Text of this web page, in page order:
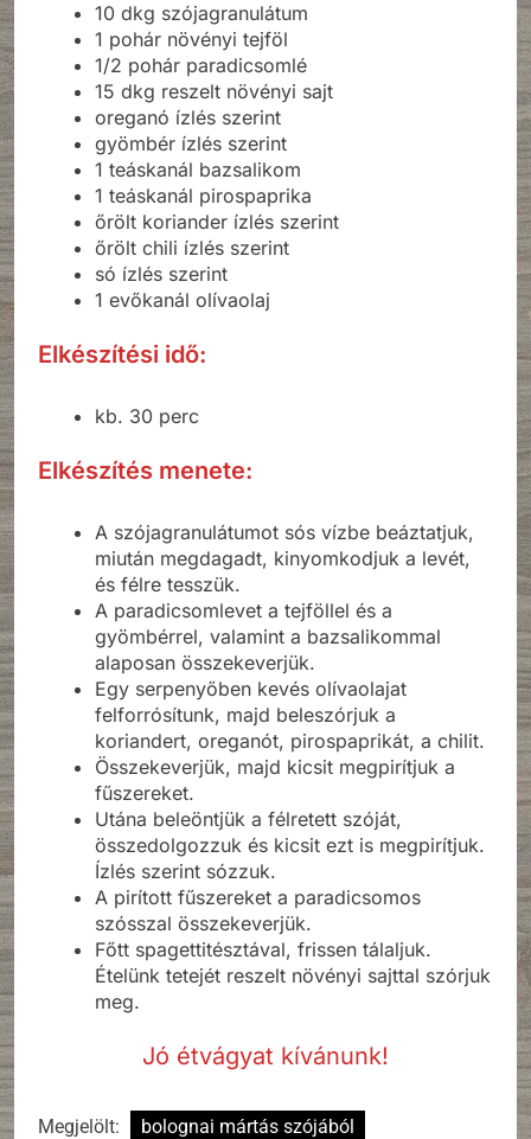
10 dkg szójagranulátum
1 pohár növényi tejföl
1/2 pohár paradicsomlé
15 dkg reszelt növényi sajt
oreganó ízlés szerint
gyömbér ízlés szerint
1 teáskanál bazsalikom
1 teáskanál pirospaprika
őrölt koriander ízlés szerint
őrölt chili ízlés szerint
só ízlés szerint
1 evőkanál olívaolaj
Elkészítési idő:
kb. 30 perc
Elkészítés menete:
A szójagranulátumot sós vízbe beáztatjuk,
miután megdagadt, kinyomkodjuk a levét,
és félre tesszük.
A paradicsomlevet a tejföllel és a
gyömbérrel, valamint a bazsalikommal
alaposan összekeverjük.
Egy serpenyőben kevés olívaolajat
felforrósítunk, majd beleszórjuk a
koriandert, oreganót, pirospaprikát, a chilit.
Összekeverjük, majd kicsit megpirítjuk a
fűszereket.
Utána beleöntjük a félretett szóját,
összedolgozzuk és kicsit ezt is megpirítjuk.
Ízlés szerint sózzuk.
A pirított fűszereket a paradicsomos
szósszal összekeverjük.
Főtt spagettitésztával, frissen tálaljuk.
Ételünk tetejét reszelt növényi sajttal szórjuk
meg.
Jó étvágyat kívánunk!
Megjelölt: bolognai mártás szójából